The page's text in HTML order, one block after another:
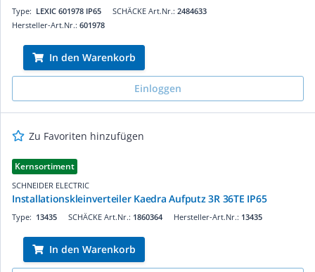
SCHÄCKE Art.Nr.: 2484633
Type: LEXIC 601978 IP65
Hersteller-Art.Nr.: 601978
In den Warenkorb
Einloggen
Zu Favoriten hinzufügen
Kernsortiment
SCHNEIDER ELECTRIC
Installationskleinverteiler Kaedra Aufputz 3R 36TE IP65
SCHÄCKE Art.Nr.: 1860364
Type: 13435 Hersteller-Art.Nr.: 13435
In den Warenkorb